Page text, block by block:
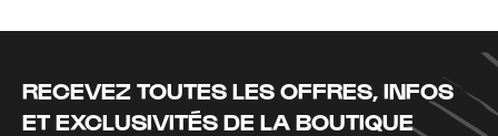
RECEVEZ TOUTES LES OFFRES, INFOS
ET EXCLUSIVITÉS DE LA BOUTIQUE